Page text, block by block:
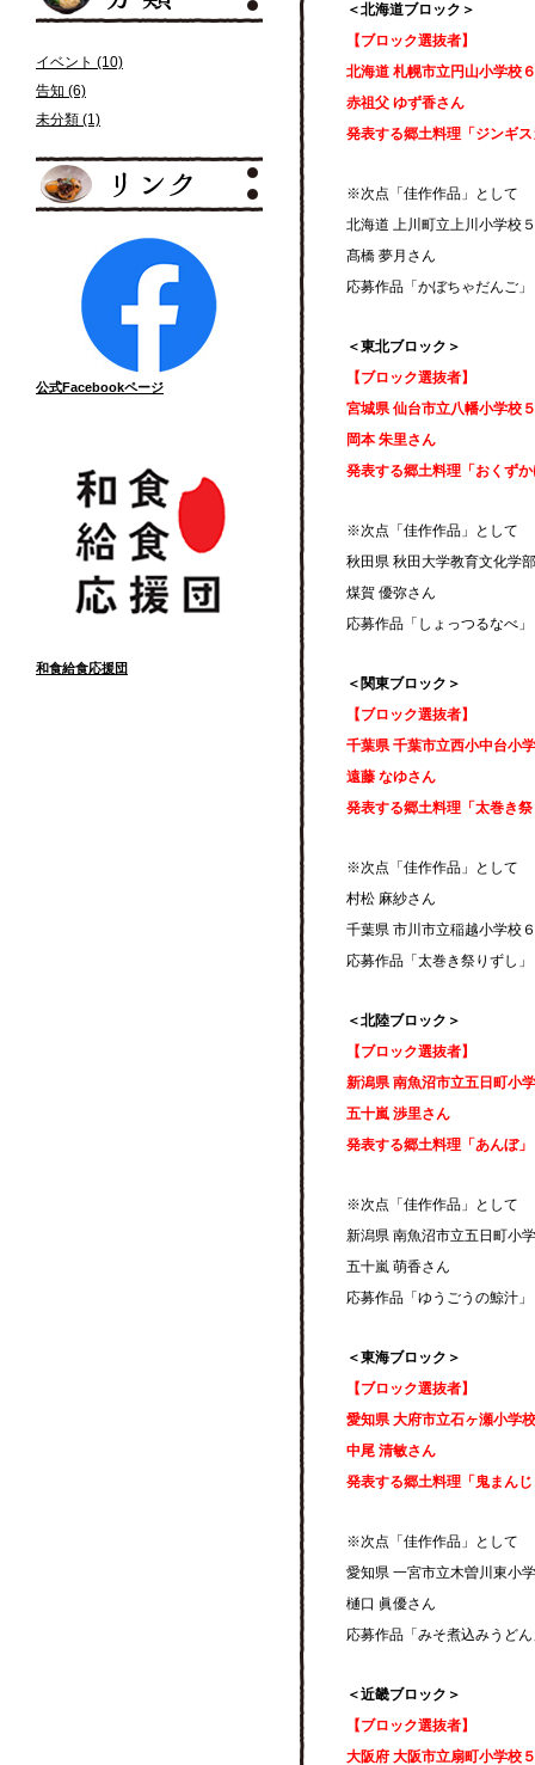
＜北海道ブロック＞
【ブロック選抜者】
北海道 札幌市立円山小学校
赤祖父 ゆず香さん
発表する郷土料理「ジンギ
※次点「佳作作品」として
北海道 上川町立上川小学校
髙橋 夢月さん
応募作品「かぼちゃだんご」
＜東北ブロック＞
【ブロック選抜者】
宮城県 仙台市立八幡小学校
岡本 朱里さん
発表する郷土料理「おくず
※次点「佳作作品」として
秋田県 秋田大学教育文化学
煤賀 優弥さん
応募作品「しょっつるなべ」
＜関東ブロック＞
【ブロック選抜者】
千葉県 千葉市立西小中台小
遠藤 なゆさん
発表する郷土料理「太巻き
※次点「佳作作品」として
村松 麻紗さん
千葉県 市川市立稲越小学校
応募作品「太巻き祭りずし」
＜北陸ブロック＞
【ブロック選抜者】
新潟県 南魚沼市立五日町小
五十嵐 渉里さん
発表する郷土料理「あんぼ」
※次点「佳作作品」として
新潟県 南魚沼市立五日町小
五十嵐 萌香さん
応募作品「ゆうごうの鯨汁」
＜東海ブロック＞
【ブロック選抜者】
愛知県 大府市立石ヶ瀬小学
中尾 清敏さん
発表する郷土料理「鬼まん
※次点「佳作作品」として
愛知県 一宮市立木曽川東小
樋口 眞優さん
応募作品「みそ煮込みうど
＜近畿ブロック＞
【ブロック選抜者】
大阪府 大阪市立扇町小学校
イベント (10)
告知 (6)
未分類 (1)
公式Facebookページ
和食給食応援団